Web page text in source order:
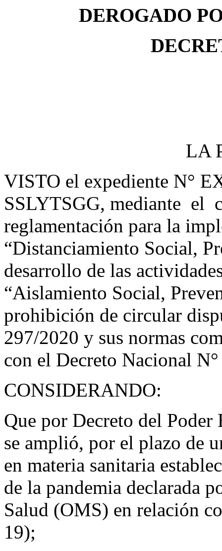
DEROGADO
LA
VISTO el expediente N°
SSLYTSGG, mediante el
reglamentación para la
“Distanciamiento Social,
desarrollo de las
“Aislamiento Social,
prohibición de circular
297/2020 y sus normas
con el Decreto Nacional
CONSIDERANDO:
Que por Decreto del
se amplió, por el plazo de
en materia sanitaria
de la pandemia declarada
Salud (OMS) en relación
19);